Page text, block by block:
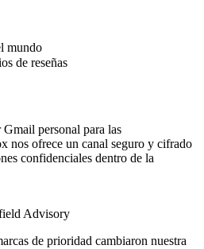
mundo
de reseñas
personal para las
nos ofrece un canal seguro y cifrado
confidenciales dentro de la
Advisory
de prioridad cambiaron nuestra